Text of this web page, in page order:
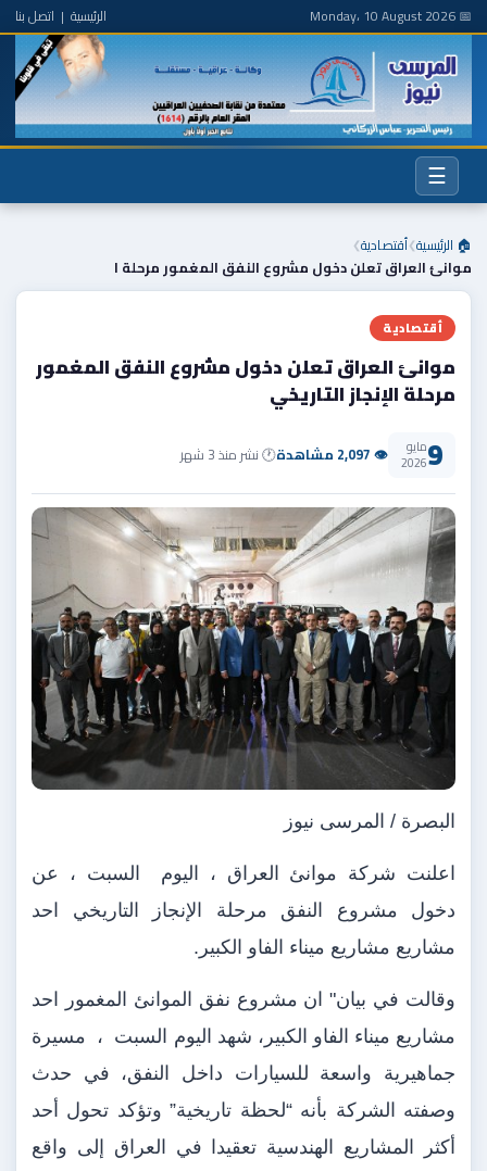
📅 Monday، 10 August 2026 الرئيسية | اتصل بنا
☰
🏠 الرئيسية❯أقتصادية❯
موانئ العراق تعلن دخول مشروع النفق المغمور مرحلة ا
أقتصادية
موانئ العراق تعلن دخول مشروع النفق المغمور
مرحلة الإنجاز التاريخي
9مايو
2026 👁 2,097 مشاهدة 🕐 نشر منذ 3 شهر
البصرة / المرسى نيوز
اعلنت شركة موانئ العراق ، اليوم
السبت ، عن
دخول مشروع النفق مرحلة الإنجاز التاريخي احد
مشاريع مشاريع ميناء الفاو الكبير.
وقالت في بيان" ان مشروع نفق الموانئ المغمور احد
مشاريع ميناء الفاو الكبير، شهد اليوم السبت ،
مسيرة
جماهيرية واسعة للسيارات داخل النفق، في حدث
وصفته الشركة بأنه “لحظة تاريخية” وتؤكد تحول أحد
أكثر المشاريع الهندسية تعقيدا في العراق إلى واقع